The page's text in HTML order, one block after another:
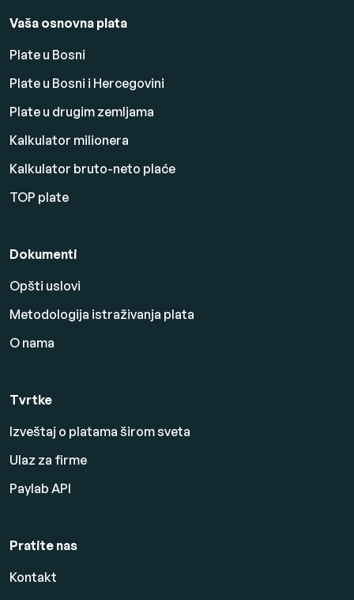
Vaša osnovna plata
Plate u Bosni
Plate u Bosni i Hercegovini
Plate u drugim zemljama
Kalkulator milionera
Kalkulator bruto-neto plaće
TOP plate
Dokumenti
Opšti uslovi
Metodologija istraživanja plata
O nama
Tvrtke
Izveštaj o platama širom sveta
Ulaz za firme
Paylab API
Pratite nas
Kontakt